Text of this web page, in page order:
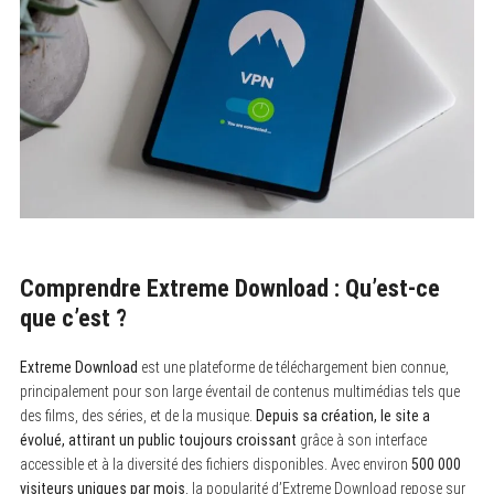
Comprendre Extreme Download : Qu’est-ce
que c’est ?
Extreme Download est une plateforme de téléchargement bien connue,
principalement pour son large éventail de contenus multimédias tels que
des films, des séries, et de la musique. Depuis sa création, le site a
évolué, attirant un public toujours croissant grâce à son interface
accessible et à la diversité des fichiers disponibles. Avec environ 500 000
visiteurs uniques par mois , la popularité d’Extreme Download repose sur